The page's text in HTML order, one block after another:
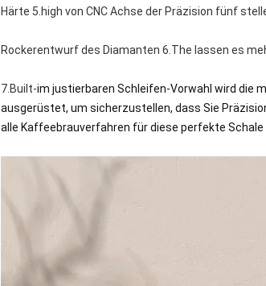
Härte 5.high von CNC Achse der Präzision fünf
Rockerentwurf des Diamanten 6.The lassen es
7.Built-im justierbaren Schleifen-Vorwahl wird die
ausgerüstet, um sicherzustellen, dass Sie
alle Kaffeebrauverfahren für diese perfekte